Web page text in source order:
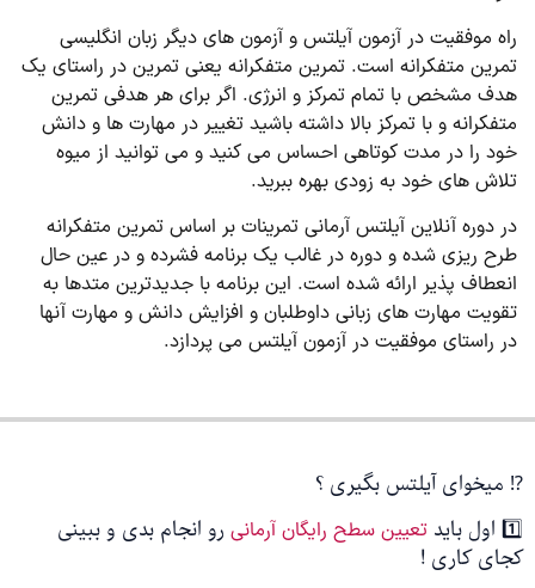
راه موفقیت در آزمون آیلتس و آزمون های دیگر زبان انگلیسی
تمرین متفکرانه است. تمرین متفکرانه یعنی تمرین در راستای یک
هدف مشخص با تمام تمرکز و انرژی. اگر برای هر هدفی تمرین
متفکرانه و با تمرکز بالا داشته باشید تغییر در مهارت ها و دانش
خود را در مدت کوتاهی احساس می کنید و می توانید از میوه
تلاش های خود به زودی بهره ببرید.
در دوره آنلاین آیلتس آرمانی تمرینات بر اساس تمرین متفکرانه
طرح ریزی شده و دوره در غالب یک برنامه فشرده و در عین حال
انعطاف پذیر ارائه شده است. این برنامه با جدیدترین متدها به
تقویت مهارت های زبانی داوطلبان و افزایش دانش و مهارت آنها
در راستای موفقیت در آزمون آیلتس می پردازد.
⁉️ میخوای آیلتس بگیری ؟
1️⃣ اول باید
تعیین سطح رایگان آرمانی رو انجام بدی و ببینی
کجای کاری !